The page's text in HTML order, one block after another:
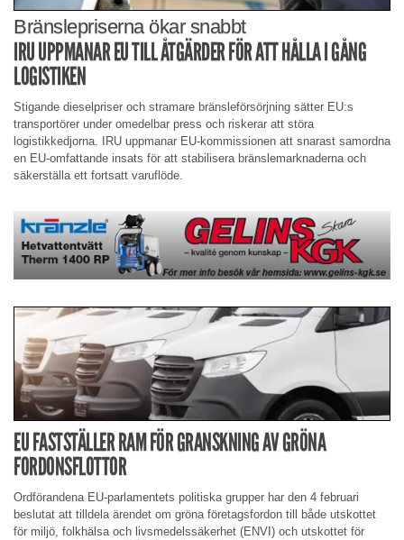
Bränslepriserna ökar snabbt
IRU UPPMANAR EU TILL ÅTGÄRDER FÖR ATT HÅLLA I GÅNG
LOGISTIKEN
Stigande dieselpriser och stramare bränsleförsörjning sätter EU:s
transportörer under omedelbar press och riskerar att störa
logistikkedjorna. IRU uppmanar EU-kommissionen att snarast samordna
en EU-omfattande insats för att stabilisera bränslemarknaderna och
säkerställa ett fortsatt varuflöde.
EU FASTSTÄLLER RAM FÖR GRANSKNING AV GRÖNA
FORDONSFLOTTOR
Ordförandena EU-parlamentets politiska grupper har den 4 februari
beslutat att tilldela ärendet om gröna företagsfordon till både utskottet
för miljö, folkhälsa och livsmedelssäkerhet (ENVI) och utskottet för